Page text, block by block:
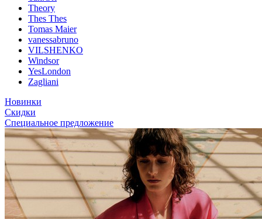
Theory
Thes Thes
Tomas Maier
vanessabruno
VILSHENKO
Windsor
YesLondon
Zagliani
Новинки
Скидки
Специальное предложение